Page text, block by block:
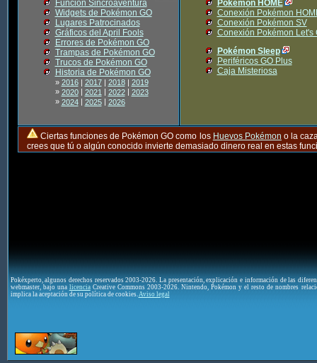
Función Sincroaventura
Widgets de Pokémon GO
Lugares Patrocinados
Gráficos del April Fools
Errores de Pokémon GO
Trampas de Pokémon GO
Trucos de Pokémon GO
Historia de Pokémon GO
» 2016| 2017| 2018| 2019
» 2020| 2021| 2022| 2023
» 2024| 2025| 2026
Pokémon HOME
Conexión Pokémon
Conexión Pokémon SV
Conexión Pokémon Let's
Pokémon Sleep
Periféricos GO Plus
Caja Misteriosa
Ciertas funciones de Pokémon GO como los Huevos Pokémon o la
crees que tú o algún conocido invierte demasiado dinero real en estas
Pokéxperto, algunos derechos reservados 2003-2026. La presentación, explicación e información de las
webmaster, bajo una licenciaCreative Commons 2003-2026. Nintendo, Pokémon y el resto de nombres
implica la aceptación de su política de cookies. Aviso legal